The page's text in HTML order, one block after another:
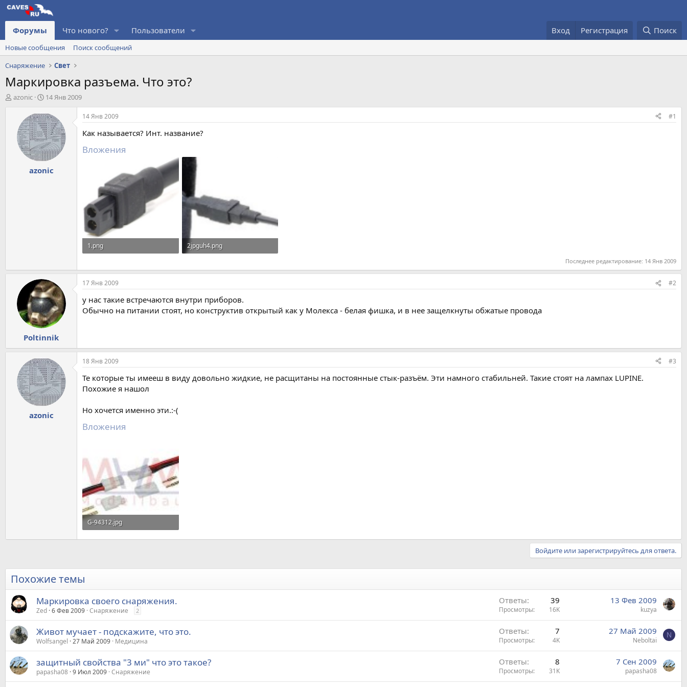
Форумы Что нового? Пользователи Вход Регистрация Поиск
Новые сообщения
Поиск сообщений
Снаряжение
Свет
Маркировка разъема. Что это?
А
azonic
Д
т
а
н
а
ч
а
л
14 Янв 2009
azonic
14 Янв 2009 #1
Как называется? Инт. название?
Вложения
1.png
2jpguh4.png
Последнее редактирование: 14 Янв 2009
Poltinnik
17 Янв 2009 #2
у нас такие встречаются внутри приборов.
Обычно на питании стоят, но конструктив открытый как у Молекса - белая фишка, и в нее защелкнуты обжатые провода
azonic
18 Янв 2009 #3
Те которые ты имееш в виду довольно жидкие, не расщитаны на постоянные стык-разъём. Эти намного стабильней. Такие стоят на лампах LUPINE.
Похожие я нашол
Но хочется именно эти.:-(
Вложения
G-94312.jpg
6,5 KB · Просмотры: 522
Войдите или зарегистрируйтесь для ответа.
Похожие темы
Маркировка своего снаряжения.
Zed 6 Фев 2009 Снаряжение 2
Ответы 39
Просмотры 16K
13 Фев 2009
kuzya
Живот мучает - подскажите, что это.
Wolfsangel 27 Май 2009 Медицина
Ответы 7
Просмотры 4K
27 Май 2009
Neboltai
N
защитный свойства "3 ми" что это такое?
papasha08 9 Июл 2009 Снаряжение
Ответы 8
Просмотры 31K
7 Сен 2009
papasha08